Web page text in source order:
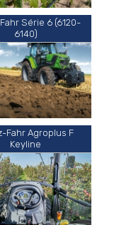
Série 6 (6120-
6140)
Fahr Agroplus F
Keyline